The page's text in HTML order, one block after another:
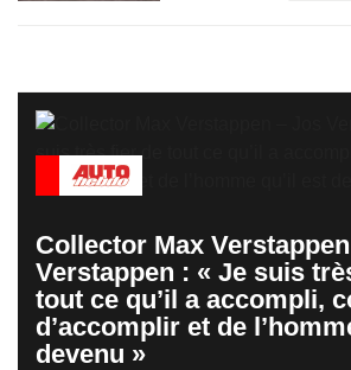
Collector Max
Verstappen : « Je suis
tout ce qu’il a accompli,
d’accomplir et de
devenu »